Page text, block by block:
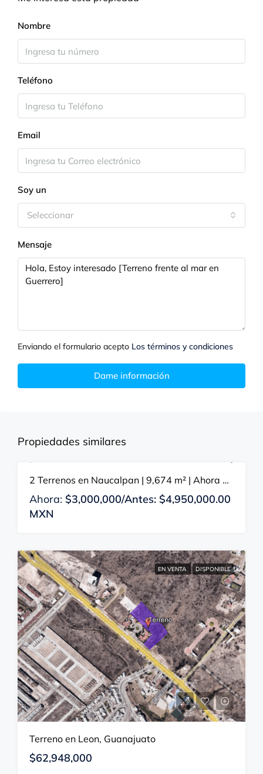
Nombre
Teléfono
Email
Soy un
Seleccionar
Mensaje
Enviando el formulario acepto Los términos y condiciones
Dame información
Propiedades similares
EN VENTA DERECHOS
2 Terrenos en Naucalpan | 9,674 m² | Ahora desde $3,000,000 | Valor Avalúo $8.2M
Ahora: $3,000,000/Antes: $4,950,000.00
MXN
EN VENTA DISPONIBLE
Terreno en Leon, Guanajuato
$62,948,000